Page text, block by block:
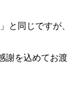
と同じですが、
謝を込めてお渡